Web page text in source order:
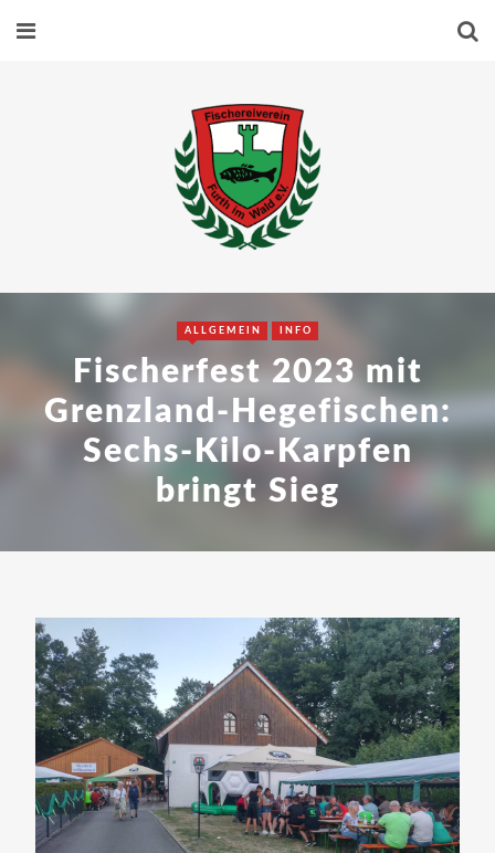
ALLGEMEIN INFO
Fischerfest 2023 mit
Grenzland-Hegefischen:
Sechs-Kilo-Karpfen
bringt Sieg